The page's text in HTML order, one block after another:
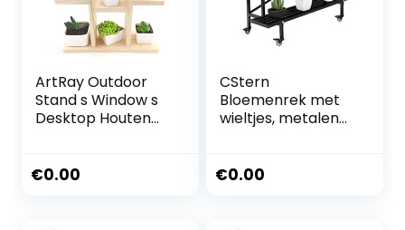
ArtRay Outdoor
Stand s Window s
Desktop Houten
Vrijstaande Plant
€0.00
CStern
Bloemenrek met
wieltjes, metalen
bloementrap,
€0.00